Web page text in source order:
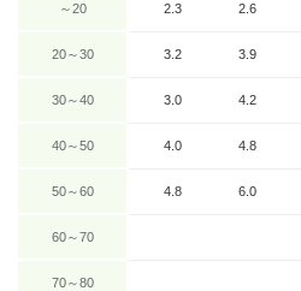
～20 2.3 2.6
20～30 3.2 3.9
30～40 3.0 4.2
40～50 4.0 4.8
50～60 4.8 6.0
60～70
70～80